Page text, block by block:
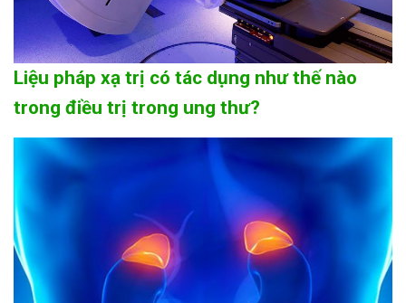
Liệu pháp xạ trị có tác dụng như thế nào
trong điều trị trong ung thư?